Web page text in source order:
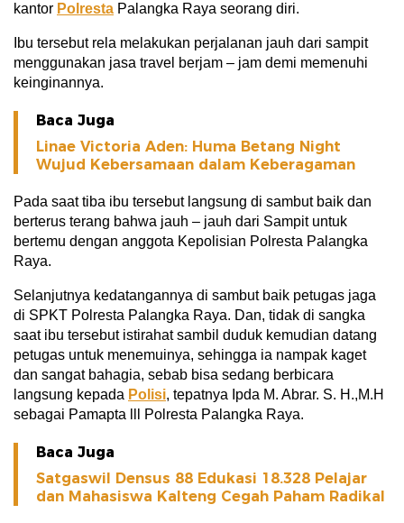
kantor Polresta Palangka Raya seorang diri.
Ibu tersebut rela melakukan perjalanan jauh dari sampit
menggunakan jasa travel berjam – jam demi memenuhi
keinginannya.
Baca Juga
Linae Victoria Aden: Huma Betang Night
Wujud Kebersamaan dalam Keberagaman
Pada saat tiba ibu tersebut langsung di sambut baik dan
berterus terang bahwa jauh – jauh dari Sampit untuk
bertemu dengan anggota Kepolisian Polresta Palangka
Raya.
Selanjutnya kedatangannya di sambut baik petugas jaga
di SPKT Polresta Palangka Raya. Dan, tidak di sangka
saat ibu tersebut istirahat sambil duduk kemudian datang
petugas untuk menemuinya, sehingga ia nampak kaget
dan sangat bahagia, sebab bisa sedang berbicara
langsung kepada Polisi, tepatnya Ipda M. Abrar. S. H.,M.H
sebagai Pamapta lll Polresta Palangka Raya.
Baca Juga
Satgaswil Densus 88 Edukasi 18.328 Pelajar
dan Mahasiswa Kalteng Cegah Paham Radikal